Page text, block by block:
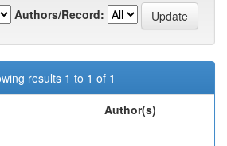
Authors/Record:
results 1 to 1 of 1
Author(s)